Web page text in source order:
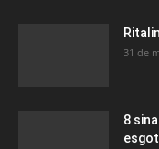
31 de
8